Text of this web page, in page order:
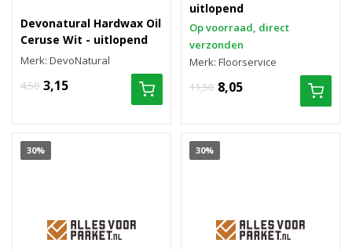
Devonatural Hardwax Oil
Ceruse Wit - uitlopend
Merk: DevoNatural
4,50 3,15
uitlopend
Op voorraad, direct
verzonden
Merk: Floorservice
11,50 8,05
30% 30%